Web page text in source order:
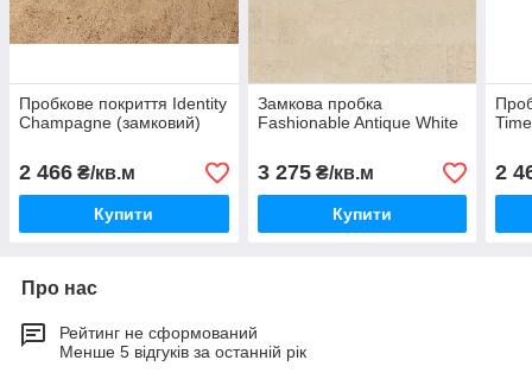
Пробкове покриття Identity
Champagne (замковий)
2 466 ₴/кв.м
Купити
Замкова пробка
Fashionable Antique White
3 275₴/кв.м
Купити
2
Про нас
Рейтинг не сформований
Менше 5 відгуків за останній рік